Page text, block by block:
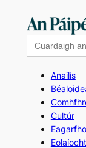
contentSearch
for:
Anailís
Cultúr
Eolaíocht